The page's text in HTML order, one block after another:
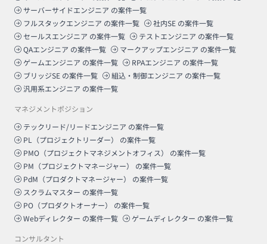
サーバーサイドエンジニア の案件一覧
フルスタックエンジニア の案件一覧 社内SE の案件一覧
セールスエンジニア の案件一覧 テストエンジニア の案件一覧
QAエンジニア の案件一覧 マークアップエンジニア の案件一覧
ゲームエンジニア の案件一覧 RPAエンジニア の案件一覧
ブリッジSE の案件一覧 組込・制御エンジニア の案件一覧
汎用系エンジニア の案件一覧
マネジメントポジション
テックリード/リードエンジニア の案件一覧
PL（プロジェクトリーダー）
の案件一覧
PMO（プロジェクトマネジメントオフィス）
の案件一覧
PM（プロジェクトマネージャー）
の案件一覧
PdM（プロダクトマネージャー）
の案件一覧
スクラムマスター の案件一覧
PO（プロダクトオーナー）
の案件一覧
Webディレクター の案件一覧 ゲームディレクター の案件一覧
コンサルタント